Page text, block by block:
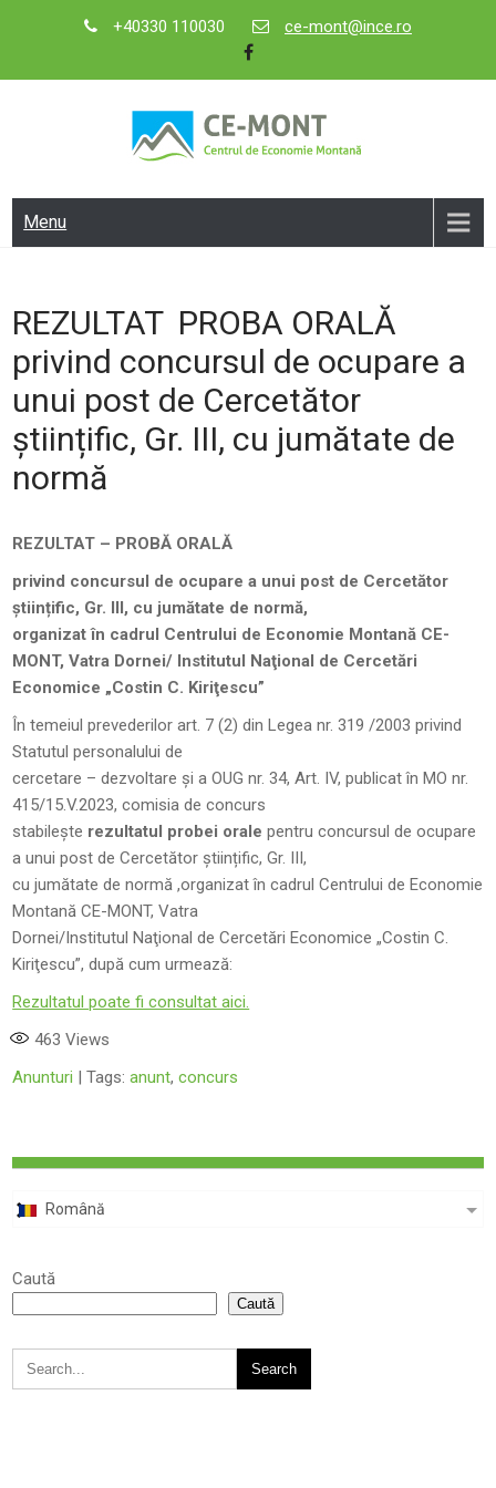
+40330 110030 ce-mont@ince.ro
CE-MONT
Menu
REZULTAT PROBA ORALĂ
privind concursul de ocupare a
unui post de Cercetător
științific, Gr. III, cu jumătate de
normă
REZULTAT – PROBĂ ORALĂ
privind concursul de ocupare a unui post de Cercetător
științific, Gr. III, cu jumătate de normă,
organizat în cadrul Centrului de Economie Montană CE-
MONT, Vatra Dornei/ Institutul Naţional de Cercetări
Economice „Costin C. Kiriţescu”
În temeiul prevederilor art. 7 (2) din Legea nr. 319 /2003 privind
Statutul personalului de
cercetare – dezvoltare și a OUG nr. 34, Art. IV, publicat în MO nr.
415/15.V.2023, comisia de concurs
stabilește rezultatul probei orale pentru concursul de ocupare
a unui post de Cercetător științific, Gr. III,
cu jumătate de normă ,organizat în cadrul Centrului de Economie
Montană CE-MONT, Vatra
Dornei/Institutul Naţional de Cercetări Economice „Costin C.
Kiriţescu”, după cum urmează:
Rezultatul poate fi consultat aici.
463 Views
Anunturi | Tags:anunt,concurs
Română
Caută
Caută